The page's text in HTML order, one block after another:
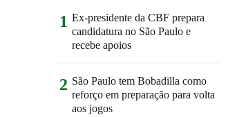
1 Ex-presidente da CBF prepara
candidatura no São Paulo e
recebe apoios
2 São Paulo tem Bobadilla como
reforço em preparação para volta
aos jogos